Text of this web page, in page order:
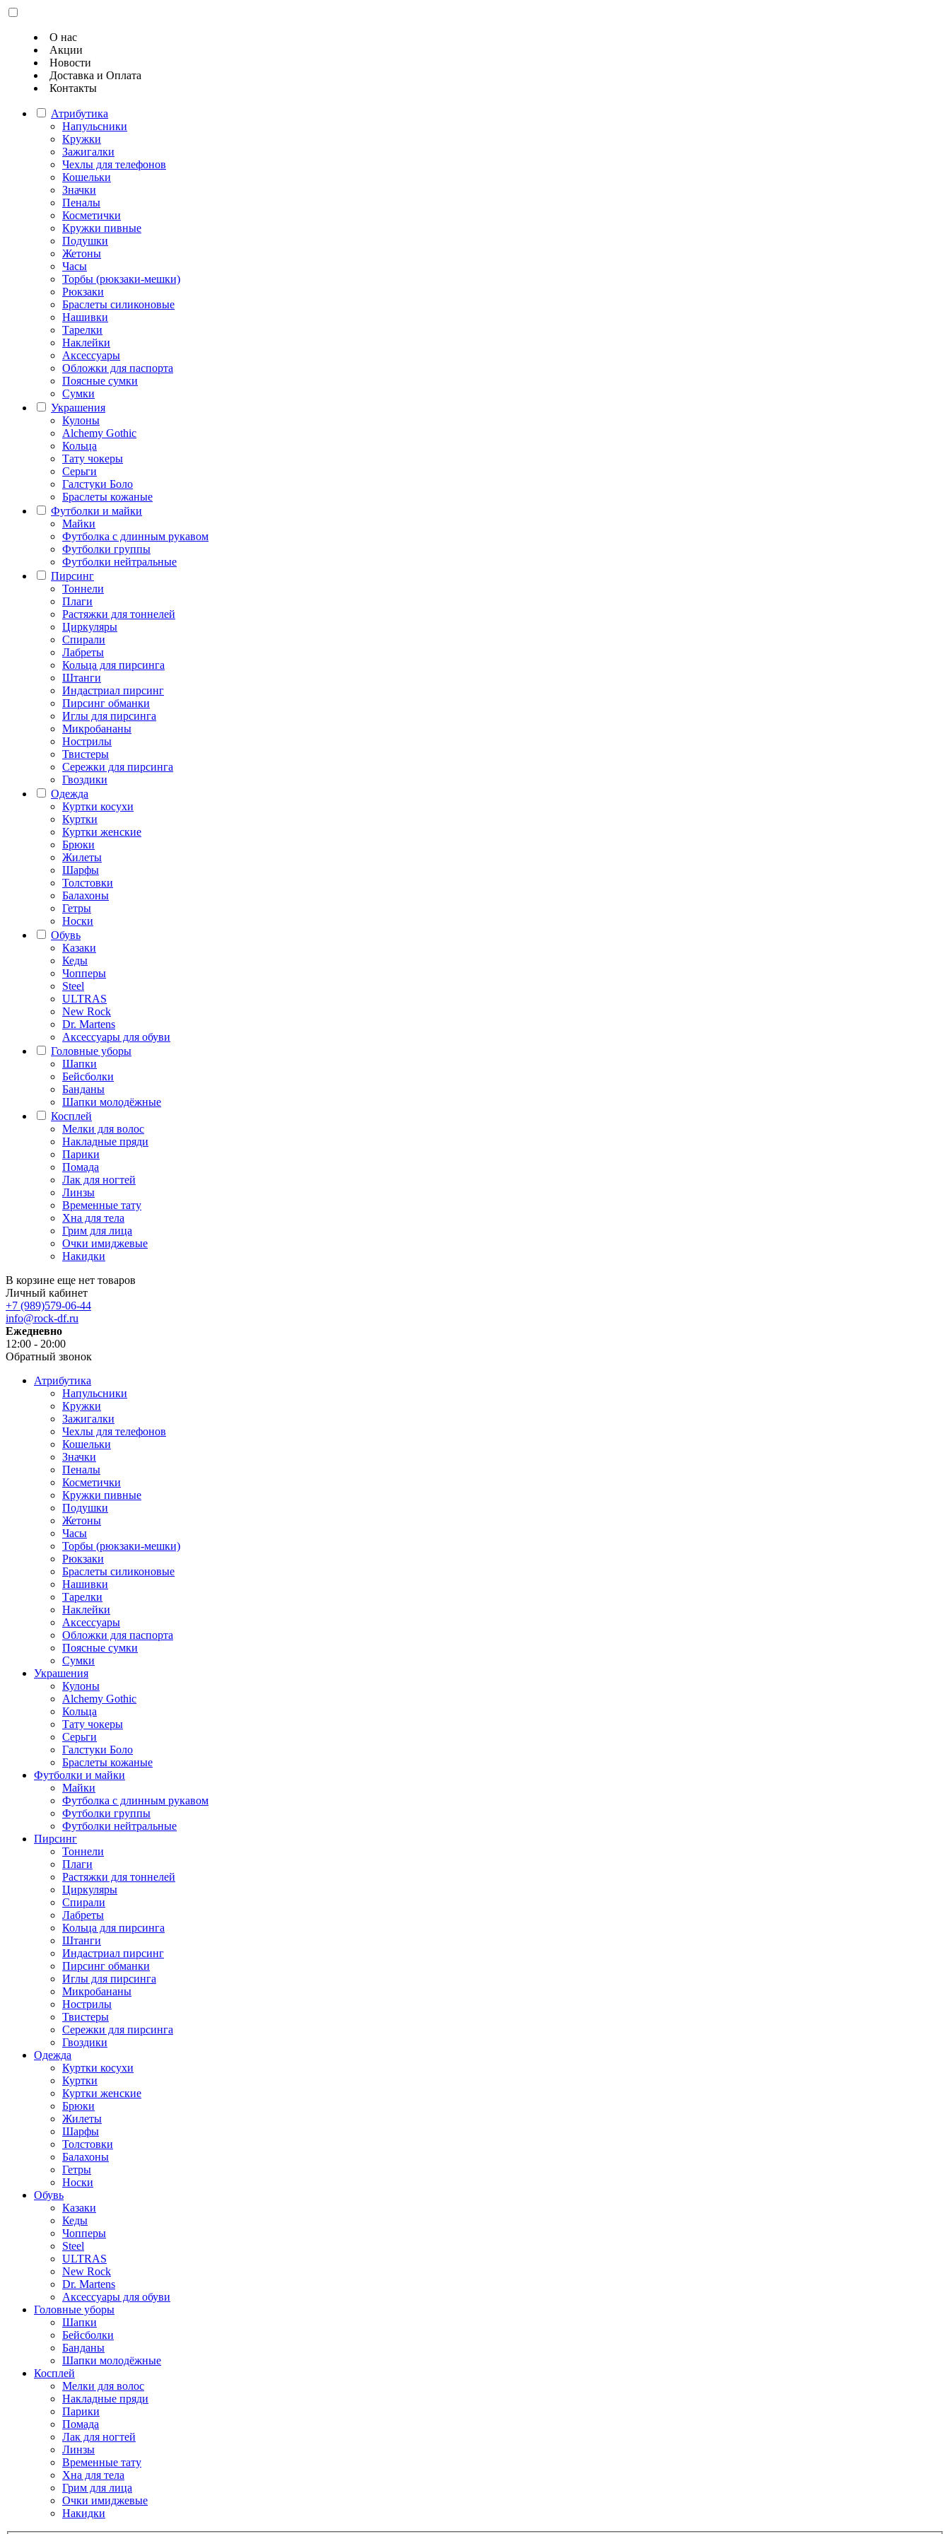
О нас
Акции
Новости
Доставка и Оплата
Контакты
Атрибутика
Напульсники
Кружки
Зажигалки
Чехлы для телефонов
Кошельки
Значки
Пеналы
Косметички
Кружки пивные
Подушки
Жетоны
Часы
Торбы (рюкзаки-мешки)
Рюкзаки
Браслеты силиконовые
Нашивки
Тарелки
Наклейки
Аксессуары
Обложки для паспорта
Поясные сумки
Сумки
Украшения
Кулоны
Alchemy Gothic
Кольца
Тату чокеры
Серьги
Галстуки Боло
Браслеты кожаные
Футболки и майки
Майки
Футболка с длинным рукавом
Футболки группы
Футболки нейтральные
Пирсинг
Тоннели
Плаги
Растяжки для тоннелей
Циркуляры
Спирали
Лабреты
Кольца для пирсинга
Штанги
Индастриал пирсинг
Пирсинг обманки
Иглы для пирсинга
Микробананы
Нострилы
Твистеры
Сережки для пирсинга
Гвоздики
Одежда
Куртки косухи
Куртки
Куртки женские
Брюки
Жилеты
Шарфы
Толстовки
Балахоны
Гетры
Носки
Обувь
Казаки
Кеды
Чопперы
Steel
ULTRAS
New Rock
Dr. Martens
Аксессуары для обуви
Головные уборы
Шапки
Бейсболки
Банданы
Шапки молодёжные
Косплей
Мелки для волос
Накладные пряди
Парики
Помада
Лак для ногтей
Линзы
Временные тату
Хна для тела
Грим для лица
Очки имиджевые
Накидки
В корзине еще нет товаров
Личный кабинет
+7 (989)579-06-44
info@rock-df.ru
Ежедневно
12:00 - 20:00
Обратный звонок
Атрибутика
Напульсники
Кружки
Зажигалки
Чехлы для телефонов
Кошельки
Значки
Пеналы
Косметички
Кружки пивные
Подушки
Жетоны
Часы
Торбы (рюкзаки-мешки)
Рюкзаки
Браслеты силиконовые
Нашивки
Тарелки
Наклейки
Аксессуары
Обложки для паспорта
Поясные сумки
Сумки
Украшения
Кулоны
Alchemy Gothic
Кольца
Тату чокеры
Серьги
Галстуки Боло
Браслеты кожаные
Футболки и майки
Майки
Футболка с длинным рукавом
Футболки группы
Футболки нейтральные
Пирсинг
Тоннели
Плаги
Растяжки для тоннелей
Циркуляры
Спирали
Лабреты
Кольца для пирсинга
Штанги
Индастриал пирсинг
Пирсинг обманки
Иглы для пирсинга
Микробананы
Нострилы
Твистеры
Сережки для пирсинга
Гвоздики
Одежда
Куртки косухи
Куртки
Куртки женские
Брюки
Жилеты
Шарфы
Толстовки
Балахоны
Гетры
Носки
Обувь
Казаки
Кеды
Чопперы
Steel
ULTRAS
New Rock
Dr. Martens
Аксессуары для обуви
Головные уборы
Шапки
Бейсболки
Банданы
Шапки молодёжные
Косплей
Мелки для волос
Накладные пряди
Парики
Помада
Лак для ногтей
Линзы
Временные тату
Хна для тела
Грим для лица
Очки имиджевые
Накидки